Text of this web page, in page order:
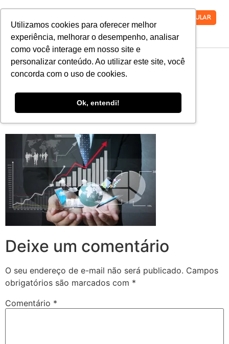
Utilizamos cookies para oferecer melhor
experiência, melhorar o desempenho, analisar
como você interage em nosso site e
personalizar conteúdo. Ao utilizar este site, você
concorda com o uso de cookies.
Ok, entendi!
VESTIBULAR
pos-graduacao-
gestao-financeira-
faro
Deixe um comentário
O seu endereço de e-mail não será publicado. Campos
obrigatórios são marcados com *
Comentário *